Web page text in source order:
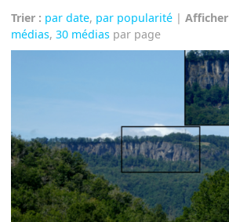
Trier : par date, par popularité |Afficher
médias,30 médias par page